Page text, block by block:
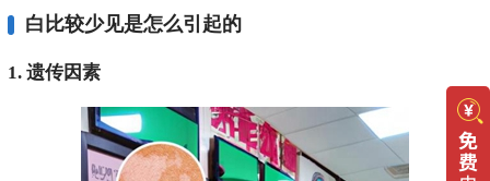
白比较少见是怎么引起的
1. 遗传因素